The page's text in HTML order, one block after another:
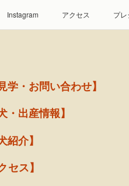
Instagram アクセス プ
学・お問い合わせ】
・出産情報】
紹介】
セス】